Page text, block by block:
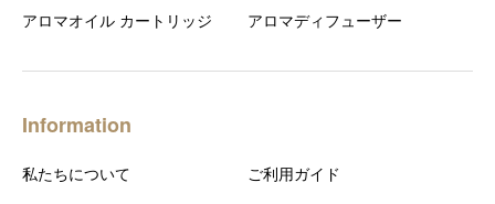
アロマオイル カートリッジ アロマディフューザー
Information
私たちについて ご利用ガイド